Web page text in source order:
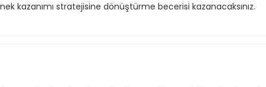
kazanımı stratejisine dönüştürme becerisi kazanacaksınız.